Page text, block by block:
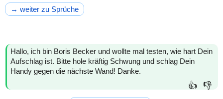
→ weiter zu Sprüche
Hallo, ich bin Boris Becker und wollte mal testen, wie hart Dein
Aufschlag ist. Bitte hole kräftig Schwung und schlag Dein
Handy gegen die nächste Wand! Danke.
👍 👎